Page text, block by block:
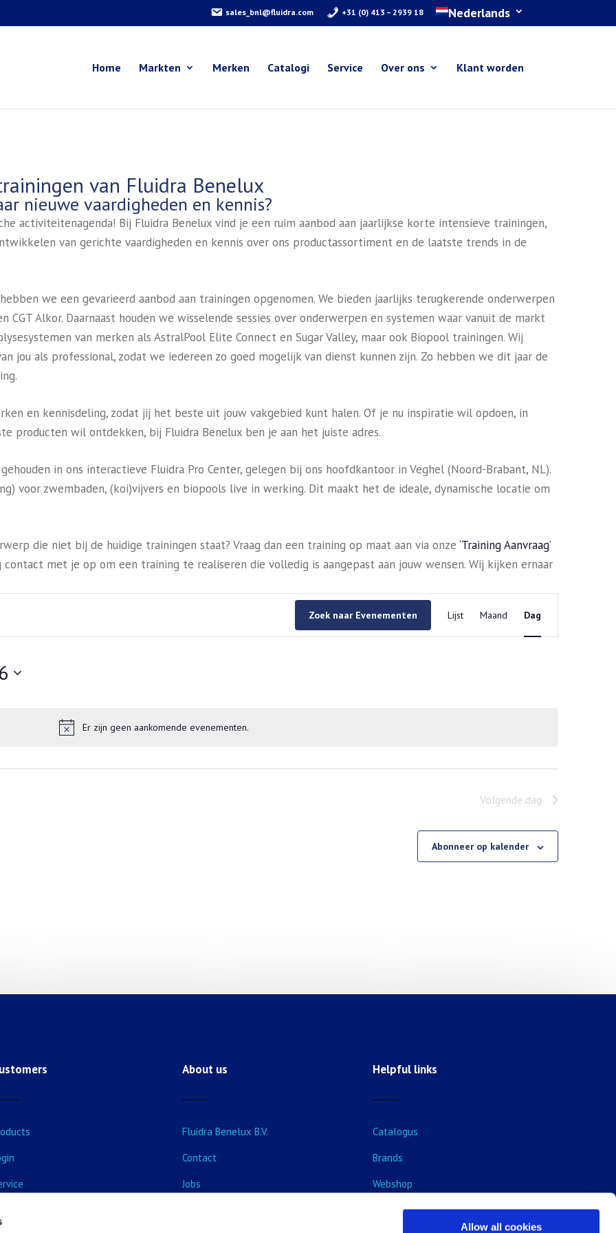
Allow all cookies
sales_bnl@fluidra.com +31 (0) 413 – 2939 18 Nederlands
Home Markten Merken Catalogi Service Over ons Klant worden
van Fluidra Benelux
nieuwe vaardigheden en kennis?
activiteitenagenda! Bij Fluidra Benelux vind je een ruim aanbod aan jaarlijkse korte intensieve trainingen,
van gerichte vaardigheden en kennis over ons productassortiment en de laatste trends in de
we een gevarieerd aanbod aan trainingen opgenomen. We bieden jaarlijks terugkerende onderwerpen
CGT Alkor. Daarnaast houden we wisselende sessies over onderwerpen en systemen waar vanuit de markt
van merken als AstralPool Elite Connect en Sugar Valley, maar ook Biopool trainingen. Wij
jou als professional, zodat we iedereen zo goed mogelijk van dienst kunnen zijn. Zo hebben we dit jaar de
en kennisdeling, zodat jij het beste uit jouw vakgebied kunt halen. Of je nu inspiratie wil opdoen, in
producten wil ontdekken, bij Fluidra Benelux ben je aan het juiste adres.
in ons interactieve Fluidra Pro Center, gelegen bij ons hoofdkantoor in Veghel (Noord-Brabant, NL).
voor zwembaden, (koi)vijvers en biopools live in werking. Dit maakt het de ideale, dynamische locatie om
die niet bij de huidige trainingen staat? Vraag dan een training op maat aan via onze ‘Training Aanvraag’
contact met je op om een training te realiseren die volledig is aangepast aan jouw wensen. Wij kijken ernaar
Er zijn geen aankomende evenementen.
Zoek naar Evenementen weergaven
navigatie
Lijst Maand Dag
Volgende dag
Abonneer op kalender
About us
Fluidra Benelux B.V.
Contact
Jobs
Helpful links
Catalogus
Brands
Webshop